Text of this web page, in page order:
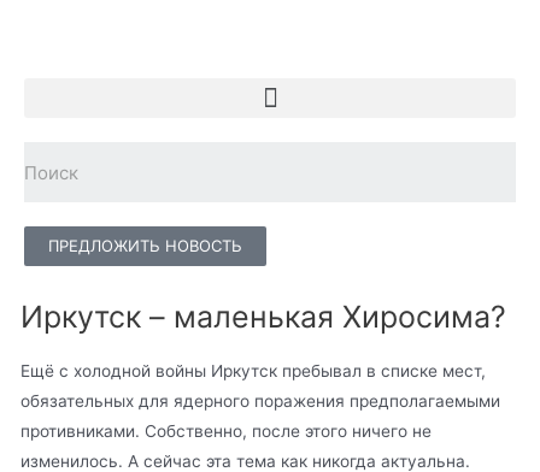
ПРЕДЛОЖИТЬ НОВОСТЬ
Иркутск – маленькая Хиросима?
Ещё с холодной войны Иркутск пребывал в списке мест,
обязательных для ядерного поражения предполагаемыми
противниками. Собственно, после этого ничего не
изменилось. А сейчас эта тема как никогда актуальна.